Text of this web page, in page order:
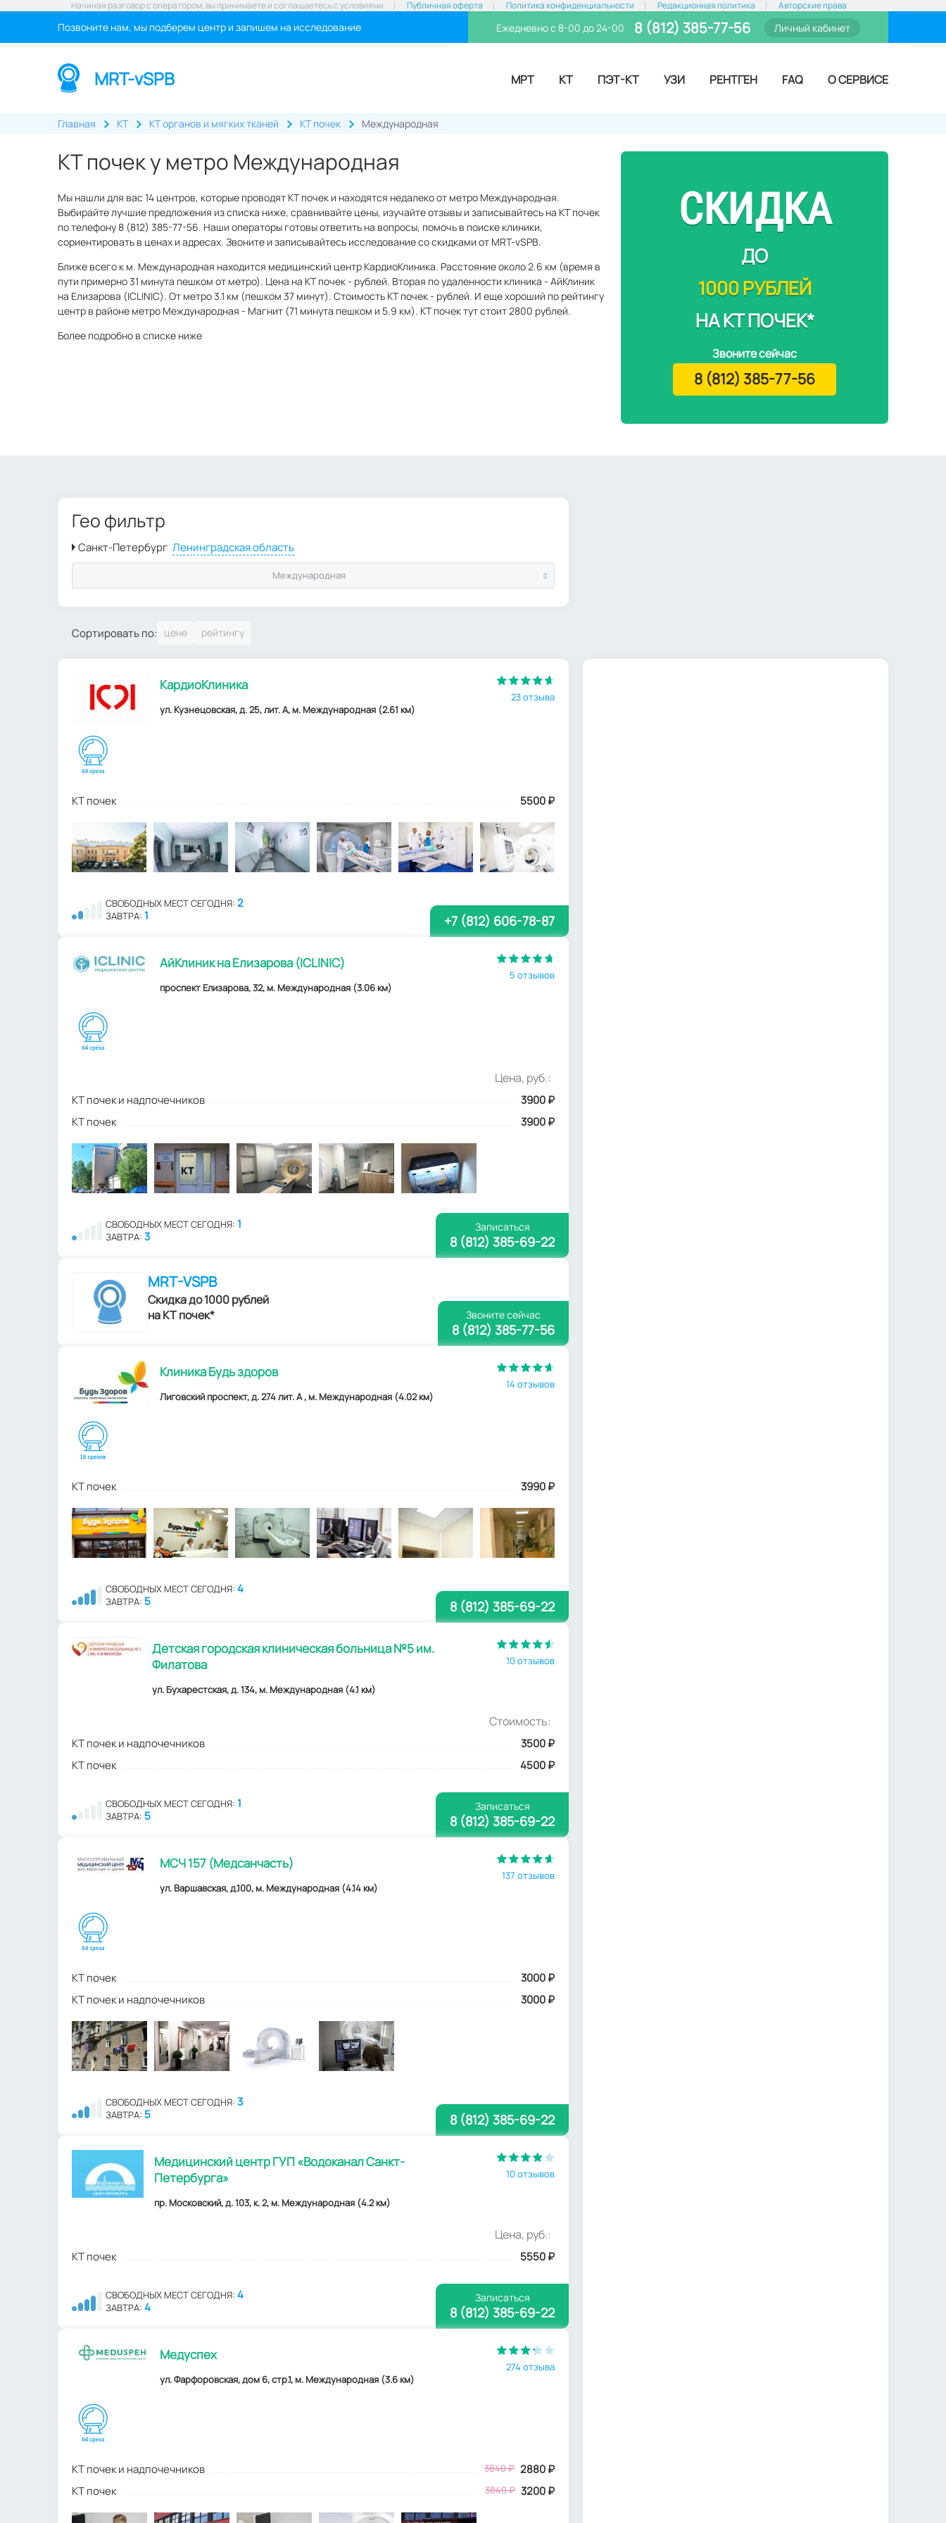
Начиная разговор с оператором, вы принимаете и соглашаетесь с условиями Публичная оферта Политика конфиденциальности Редакционная политика Авторские права
Позвоните нам, мы подберем центр и запишем на исследование Ежедневно с 8-00 до 24-00 8 (812) 385-77-56 Личный кабинет
MRT-vSPB МРТ КТ ПЭТ-КТ УЗИ РЕНТГЕН FAQ О СЕРВИСЕ
Главная КТ КТ органов и мягких тканей КТ почек Международная
КТ почек у метро Международная
Мы нашли для вас 14 центров, которые проводят КТ почек и находятся недалеко от метро Международная.
Выбирайте лучшие предложения из списка ниже, сравнивайте цены, изучайте отзывы и записывайтесь на КТ почек
по телефону 8 (812) 385-77-56. Наши операторы готовы ответить на вопросы, помочь в поиске клиники,
сориентировать в ценах и адресах. Звоните и записывайтесь исследование со скидками от MRT-vSPB.
Ближе всего к м. Международная находится медицинский центр КардиоКлиника. Расстояние около 2.6 км (время в
пути примерно 31 минута пешком от метро). Цена на КТ почек - рублей. Вторая по удаленности клиника - АйКлиник
на Елизарова (ICLINIC). От метро 3.1 км (пешком 37 минут). Стоимость КТ почек - рублей. И еще хороший по рейтингу
центр в районе метро Международная - Магнит (71 минута пешком и 5.9 км). КТ почек тут стоит 2800 рублей.
Более подробно в списке ниже
СКИДКА
ДО
1000 РУБЛЕЙ
НА КТ ПОЧЕК*
Звоните сейчас
8 (812) 385-77-56
Гео фильтр
Международная
Сортировать по:
КардиоКлиника
ул. Кузнецовская, д. 25, лит. А, м. Международная (2.61 км)
23 отзыва
КТ почек 5500₽
СВОБОДНЫХ МЕСТ СЕГОДНЯ: 2
ЗАВТРА: 1 +7 (812) 606-78-87
АйКлиник на Елизарова (ICLINIC)
проспект Елизарова, 32, м. Международная (3.06 км)
5 отзывов
Цена, руб.:
КТ почек и надпочечников 3900₽
КТ почек
3900 ₽
СВОБОДНЫХ МЕСТ СЕГОДНЯ: 1
ЗАВТРА: 3
Записаться
8 (812) 385-69-22
MRT-VSPB
Скидка до 1000 рублей
на КТ почек*
Звоните сейчас
8 (812) 385-77-56
Клиника Будь здоров
Лиговский проспект, д. 274 лит. А , м. Международная (4.02 км)
14 отзывов
КТ почек 3990₽
СВОБОДНЫХ МЕСТ СЕГОДНЯ: 4
ЗАВТРА: 5 8 (812) 385-69-22
Детская городская клиническая больница №5 им.
Филатова
ул. Бухарестская, д. 134, м. Международная (4.1 км)
10 отзывов
Стоимость:
КТ почек и надпочечников 3500₽
КТ почек
4500 ₽
СВОБОДНЫХ МЕСТ СЕГОДНЯ: 1
ЗАВТРА: 5
Записаться
8 (812) 385-69-22
МСЧ 157 (Медсанчасть)
ул. Варшавская, д.100, м. Международная (4.14 км)
137 отзывов
КТ почек 3000₽
КТ почек и надпочечников
3000 ₽
СВОБОДНЫХ МЕСТ СЕГОДНЯ: 3
ЗАВТРА: 5 8 (812) 385-69-22
Медицинский центр ГУП «Водоканал Санкт-
Петербурга»
пр. Московский, д. 103, к. 2, м. Международная (4.2 км)
10 отзывов
Цена, руб.:
КТ почек 5550₽
СВОБОДНЫХ МЕСТ СЕГОДНЯ: 4
ЗАВТРА: 4
Записаться
8 (812) 385-69-22
Медуспех
ул. Фарфоровская, дом 6, стр.1, м. Международная (3.6 км)
274 отзыва
КТ почек и надпочечников 3840₽ 2880₽
КТ почек
3840 ₽ 3200 ₽